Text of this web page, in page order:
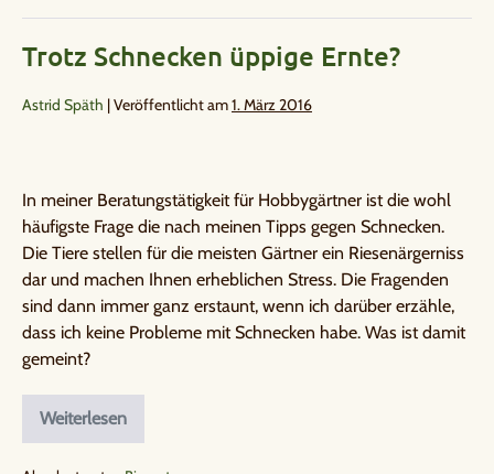
Trotz Schnecken üppige Ernte?
Astrid Späth |Veröffentlicht am1. März 2016
In meiner Beratungstätigkeit für Hobbygärtner ist die wohl
häufigste Frage die nach meinen Tipps gegen Schnecken.
Die Tiere stellen für die meisten Gärtner ein Riesenärgerniss
dar und machen Ihnen erheblichen Stress. Die Fragenden
sind dann immer ganz erstaunt, wenn ich darüber erzähle,
dass ich keine Probleme mit Schnecken habe. Was ist damit
gemeint?
Weiterlesen